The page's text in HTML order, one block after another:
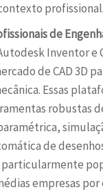
de
Inventor e
de CAD 3D
Essas
robustas
de
particularmente
empresas